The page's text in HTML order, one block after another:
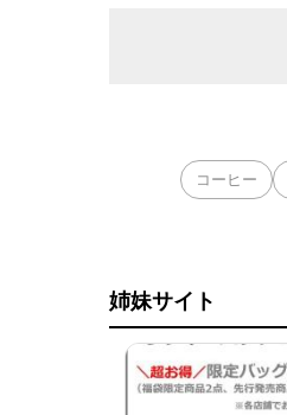
コーヒー
姉妹サイト